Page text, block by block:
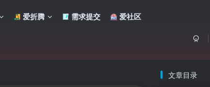
爱折腾 需求提交 爱社区
文章目录